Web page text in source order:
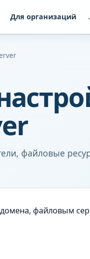
Для организаций
файловые
файловым